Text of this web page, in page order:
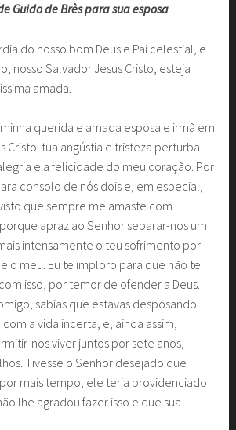
Guido de Brès para sua esposa
do nosso bom Deus e Pai celestial, e
nosso Salvador Jesus Cristo, esteja
amada.
querida e amada esposa e irmã em
Cristo: tua angústia e tristeza perturba
e a felicidade do meu coração. Por
consolo de nós dois e, em especial,
que sempre me amaste com
apraz ao Senhor separar-nos um
intensamente o teu sofrimento por
o meu. Eu te imploro para que não te
isso, por temor de ofender a Deus.
sabias que estavas desposando
a vida incerta, e, ainda assim,
nos viver juntos por sete anos,
Tivesse o Senhor desejado que
mais tempo, ele teria providenciado
lhe agradou fazer isso e que sua